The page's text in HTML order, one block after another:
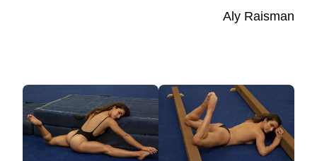
Aly Raisman